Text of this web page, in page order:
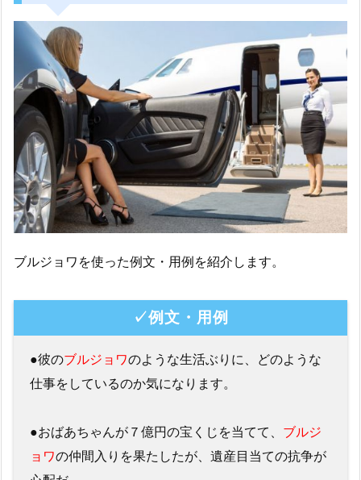
ブルジョワを使った例文・用例を紹介します。
✓例文・用例
●彼のブルジョワのような生活ぶりに、どのような
仕事をしているのか気になります。
●おばあちゃんが７億円の宝くじを当てて、 ブルジ
ョワの仲間入りを果たしたが、遺産目当ての抗争が